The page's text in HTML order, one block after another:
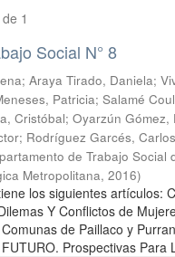
1
Social N° 8
; Araya Tirado, Daniela;
Patricia; Salamé
Cristóbal; Oyarzún Gómez,
; Rodríguez Garcés, Carlos
de Trabajo Social
Metropolitana, 2016)
los siguientes artículos:
Y Conflictos de
de Paillaco y
Prospectivas Para